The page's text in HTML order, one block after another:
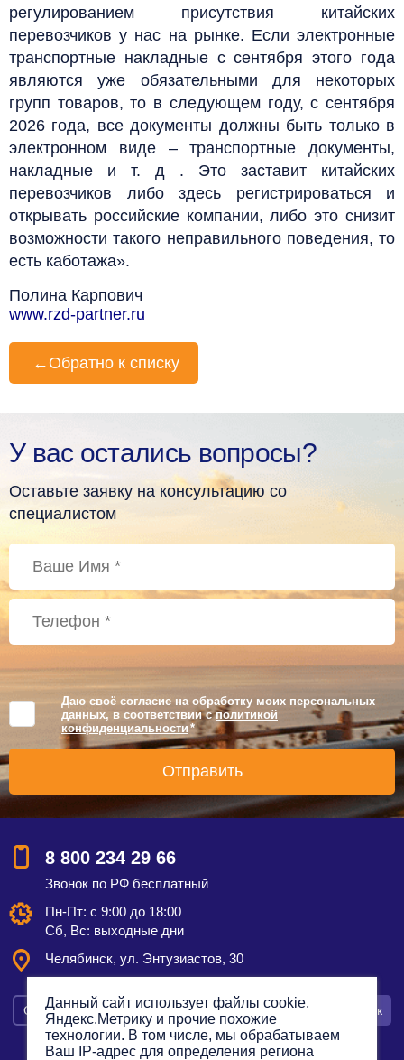
регулированием присутствия китайских
перевозчиков у нас на рынке. Если электронные
транспортные накладные с сентября этого года
являются уже обязательными для некоторых
групп товаров, то в следующем году, с сентября
2026 года, все документы должны быть только в
электронном виде – транспортные документы,
накладные и т. д . Это заставит китайских
перевозчиков либо здесь регистрироваться и
открывать российские компании, либо это снизит
возможности такого неправильного поведения, то
есть каботажа».
Полина Карпович
www.rzd-partner.ru
← Обратно к списку
У вас остались вопросы?
Оставьте заявку на консультацию со
специалистом
Даю своё согласие на обработку моих персональных
данных, в соответствии сполитикой
конфиденциальности *
8 800 234 29 66
Звонок по РФ бесплатный
Пн-Пт: с 9:00 до 18:00
Сб, Вс: выходные дни
Челябинск, ул. Энтузиастов, 30
Смотреть на карте Оставить заявку Заказать звонок
Данный сайт использует файлы cookie,
Яндекс.Метрику и прочие похожие
технологии. В том числе, мы обрабатываем
Ваш IP-адрес для определения региона